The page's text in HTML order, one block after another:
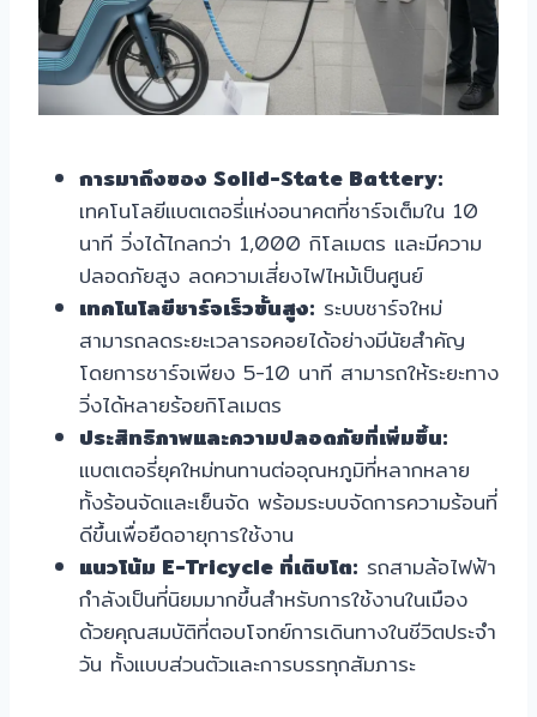
การมาถึงของ Solid-State Battery:
เทคโนโลยีแบตเตอรี่แห่งอนาคตที่ชาร์จเต็มใน 10
นาที วิ่งได้ไกลกว่า 1,000 กิโลเมตร และมีความ
ปลอดภัยสูง ลดความเสี่ยงไฟไหม้เป็นศูนย์
เทคโนโลยีชาร์จเร็วขั้นสูง: ระบบชาร์จใหม่
สามารถลดระยะเวลารอคอยได้อย่างมีนัยสำคัญ
โดยการชาร์จเพียง 5-10 นาที สามารถให้ระยะทาง
วิ่งได้หลายร้อยกิโลเมตร
ประสิทธิภาพและความปลอดภัยที่เพิ่มขึ้น:
แบตเตอรี่ยุคใหม่ทนทานต่ออุณหภูมิที่หลากหลาย
ทั้งร้อนจัดและเย็นจัด พร้อมระบบจัดการความร้อนที่
ดีขึ้นเพื่อยืดอายุการใช้งาน
แนวโน้ม E-Tricycle ที่เติบโต: รถสามล้อไฟฟ้า
กำลังเป็นที่นิยมมากขึ้นสำหรับการใช้งานในเมือง
ด้วยคุณสมบัติที่ตอบโจทย์การเดินทางในชีวิตประจำ
วัน ทั้งแบบส่วนตัวและการบรรทุกสัมภาระ